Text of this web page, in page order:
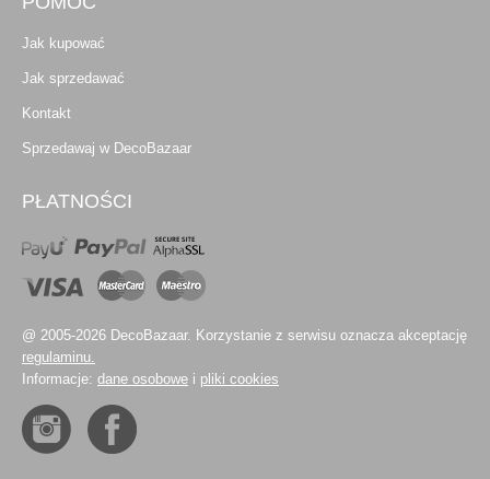
Jak kupować
Jak sprzedawać
Kontakt
Sprzedawaj w DecoBazaar
PŁATNOŚCI
@ 2005-2026 DecoBazaar. Korzystanie z serwisu oznacza akceptację
regulaminu.
Informacje: dane osobowe i pliki cookies